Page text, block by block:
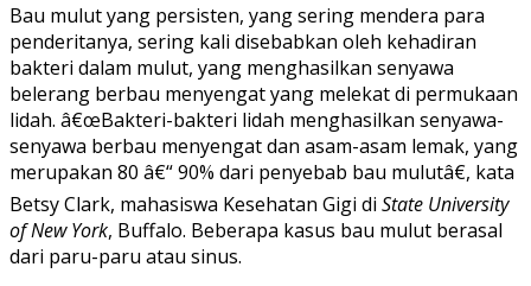
Bau mulut yang persisten, yang sering mendera para
penderitanya, sering kali disebabkan oleh kehadiran
bakteri dalam mulut, yang menghasilkan senyawa
belerang berbau menyengat yang melekat di permukaan
lidah. â€œBakteri-bakteri lidah menghasilkan senyawa-
senyawa berbau menyengat dan asam-asam lemak, yang
merupakan 80 â€“ 90% dari penyebab bau mulutâ€, kata
Betsy Clark, mahasiswa Kesehatan Gigi di State University
of New York, Buffalo. Beberapa kasus bau mulut berasal
dari paru-paru atau sinus.